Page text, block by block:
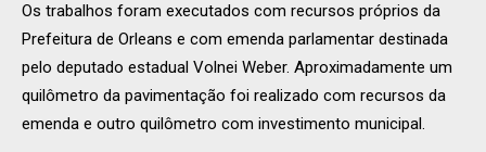
Os trabalhos foram executados com recursos próprios da
Prefeitura de Orleans e com emenda parlamentar destinada
pelo deputado estadual Volnei Weber. Aproximadamente um
quilômetro da pavimentação foi realizado com recursos da
emenda e outro quilômetro com investimento municipal.